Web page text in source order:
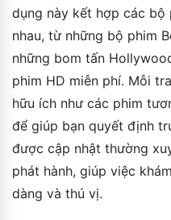
dụng này kết hợp các bộ
nhau, từ những bộ phim
những bom tấn
phim HD miễn phí. Mỗi
hữu ích như các phim
để giúp bạn quyết định
được cập nhật thường
phát hành, giúp việc
dàng và thú vị.